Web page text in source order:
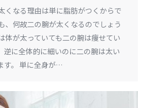
くなる理由は単に脂肪がつくからで
、何故二の腕が太くなるのでしょう
体が太っていても二の腕は痩せてい
逆に全体的に細いのに二の腕は太い
す。 単に全身が…